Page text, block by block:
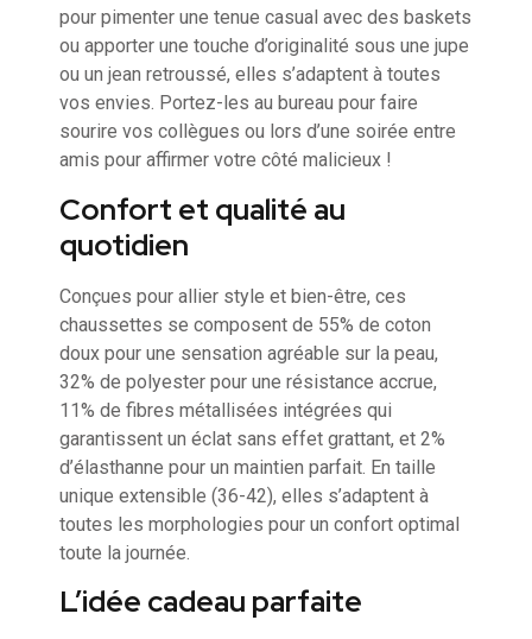
pour pimenter une tenue casual avec des baskets
ou apporter une touche d’originalité sous une jupe
ou un jean retroussé, elles s’adaptent à toutes
vos envies. Portez-les au bureau pour faire
sourire vos collègues ou lors d’une soirée entre
amis pour affirmer votre côté malicieux !
Confort et qualité au
quotidien
Conçues pour allier style et bien-être, ces
chaussettes se composent de 55% de coton
doux pour une sensation agréable sur la peau,
32% de polyester pour une résistance accrue,
11% de fibres métallisées intégrées qui
garantissent un éclat sans effet grattant, et 2%
d’élasthanne pour un maintien parfait. En taille
unique extensible (36-42), elles s’adaptent à
toutes les morphologies pour un confort optimal
toute la journée.
L’idée cadeau parfaite